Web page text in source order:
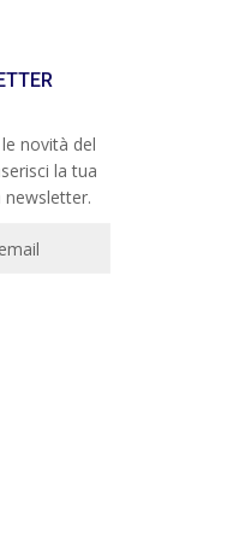
novità del
la tua
newsletter.